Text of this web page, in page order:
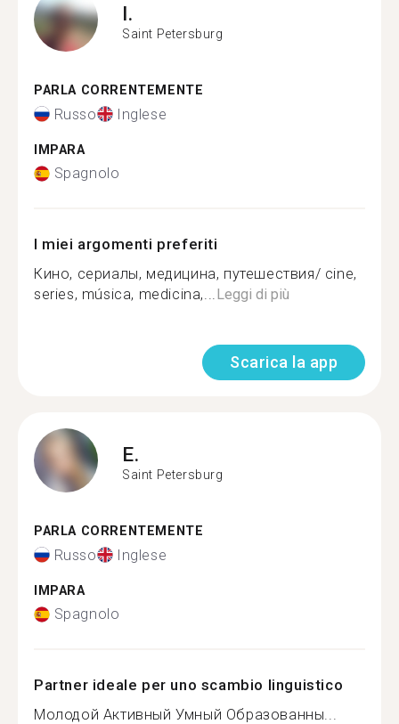
I.
Saint Petersburg
PARLA CORRENTEMENTE
Russo Inglese
IMPARA
Spagnolo
I miei argomenti preferiti
Кино, сериалы, медицина, путешествия/ cine,
series, música, medicina,...Leggi di più
Scarica la app
E.
Saint Petersburg
PARLA CORRENTEMENTE
Russo Inglese
IMPARA
Spagnolo
Partner ideale per uno scambio linguistico
Молодой Активный Умный Образованны...